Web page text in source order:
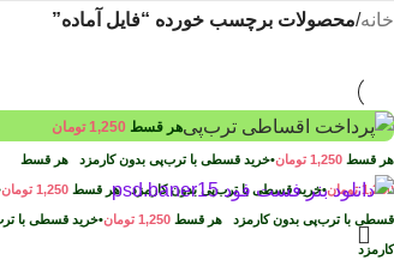
خانه/محصولات برچسب خورده “فایل آماده”
هر قسط 1,250 تومان
هر قسط 1,250 تومان•خرید قسطی با ترب‌پی بدون کارمزد هر قسط
1,250 تومان•خرید قسطی با ترب‌پی بدون کارمزدهر قسط 1,250 تومان
قسطی با ترب‌پی بدون کارمزد هر قسط 1,250 تومان•خرید قسطی با
کارمزد